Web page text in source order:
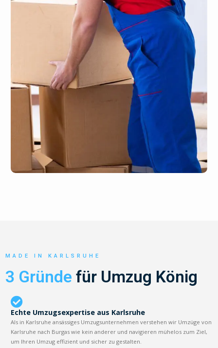
MADE IN KARLSRUHE
3 Gründe für Umzug König
Echte Umzugsexpertise aus Karlsruhe
Als in Karlsruhe ansässiges Umzugsunternehmen verstehen wir Umzüge von
Karlsruhe nach Burgas wie kein anderer und navigieren mühelos zum Ziel,
um Ihren Umzug effizient und sicher zu gestalten.